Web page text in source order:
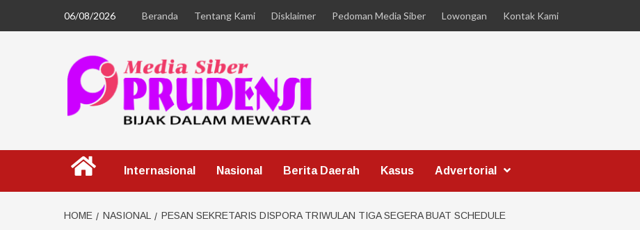
06/08/2026 Beranda Tentang Kami Disklaimer Pedoman Media Siber Lowongan Kontak Kami
Internasional Nasional Berita Daerah Kasus Advertorial
HOME NASIONAL PESAN SEKRETARIS DISPORA TRIWULAN TIGA SEGERA BUAT SCHEDULE